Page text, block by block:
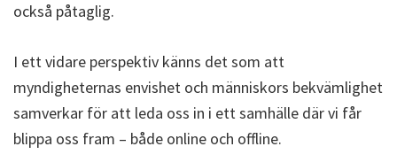
också påtaglig.
I ett vidare perspektiv känns det som att
myndigheternas envishet och människors bekvämlighet
samverkar för att leda oss in i ett samhälle där vi får
blippa oss fram – både online och offline.